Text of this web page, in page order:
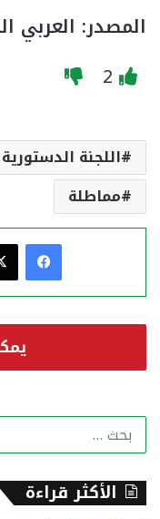
المصدر: العربي
2
اللجنة
مماطلة
فيسبوك
الأكثر قراءة